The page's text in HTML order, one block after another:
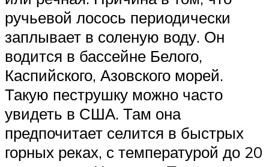
ручьевой лосось периодически
заплывает в соленую воду. Он
водится в бассейне Белого,
Каспийского, Азовского морей.
Такую пеструшку можно часто
увидеть в США. Там она
предпочитает селится в быстрых
горных реках, с температурой до 20